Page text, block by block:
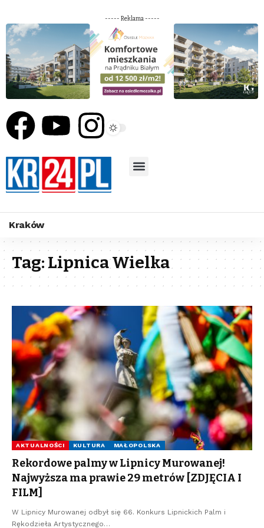
----- Reklama -----
Kraków
Tag:Lipnica Wielka
AKTUALNOŚCI KULTURA MAŁOPOLSKA
Rekordowe palmy w Lipnicy Murowanej!
Najwyższa ma prawie 29 metrów [ZDJĘCIA I
FILM]
W Lipnicy Murowanej odbył się 66. Konkurs Lipnickich Palm i
Rękodzieła Artystycznego…